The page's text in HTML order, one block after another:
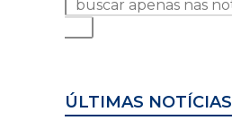
ÚLTIMAS NOTÍCIAS